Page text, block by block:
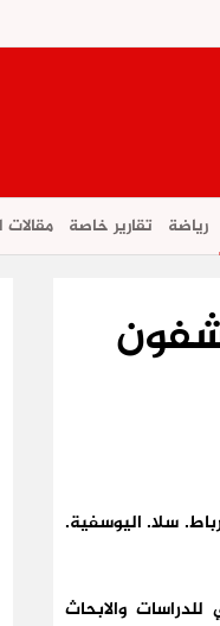
رياضة تقارير خاصة مقالات
و الرباط. سلا. اليوسفية.
والابحاث